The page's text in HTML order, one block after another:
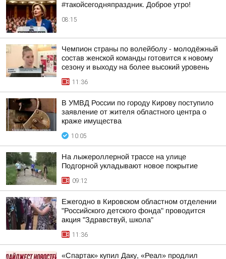
#такойсегодняпраздник. Доброе утро!
08:15
Чемпион страны по волейболу - молодёжный
состав женской команды готовится к новому
сезону и выходу на более высокий уровень
11:36
В УМВД России по городу Кирову поступило
заявление от жителя областного центра о
краже имущества
10:05
На лыжероллерной трассе на улице
Подгорной укладывают новое покрытие
09:12
Ежегодно в Кировском областном отделении
"Российского детского фонда" проводится
акция "Здравствуй, школа"
11:36
«Спартак» купил Даку, «Реал» продлил